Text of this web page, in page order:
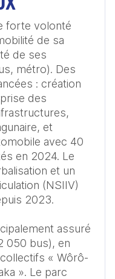
forte volonté
de sa
de ses
métro). Des
: création
des
et
avec 40
en 2024. Le
et un
(NSIIV)
2023.
assuré
050 bus), en
« Wôrô-
». Le parc